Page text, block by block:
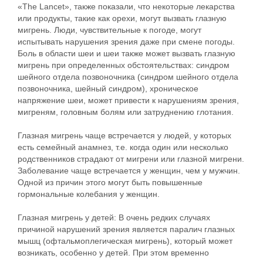
«The Lancet», также показали, что некоторые лекарства
или продукты, такие как орехи, могут вызвать глазную
мигрень. Люди, чувствительные к погоде, могут
испытывать нарушения зрения даже при смене погоды.
Боль в области шеи и шеи также может вызвать глазную
мигрень при определенных обстоятельствах: синдром
шейного отдела позвоночника (синдром шейного отдела
позвоночника, шейный синдром), хроническое
напряжение шеи, может привести к нарушениям зрения,
мигреням, головным болям или затруднению глотания.
Глазная мигрень чаще встречается у людей, у которых
есть семейный анамнез, т.е. когда один или несколько
родственников страдают от мигрени или глазной мигрени.
Заболевание чаще встречается у женщин, чем у мужчин.
Одной из причин этого могут быть повышенные
гормональные колебания у женщин.
Глазная мигрень у детей: В очень редких случаях
причиной нарушений зрения является паралич глазных
мышц (офтальмоплегическая мигрень), который может
возникать, особенно у детей. При этом временно